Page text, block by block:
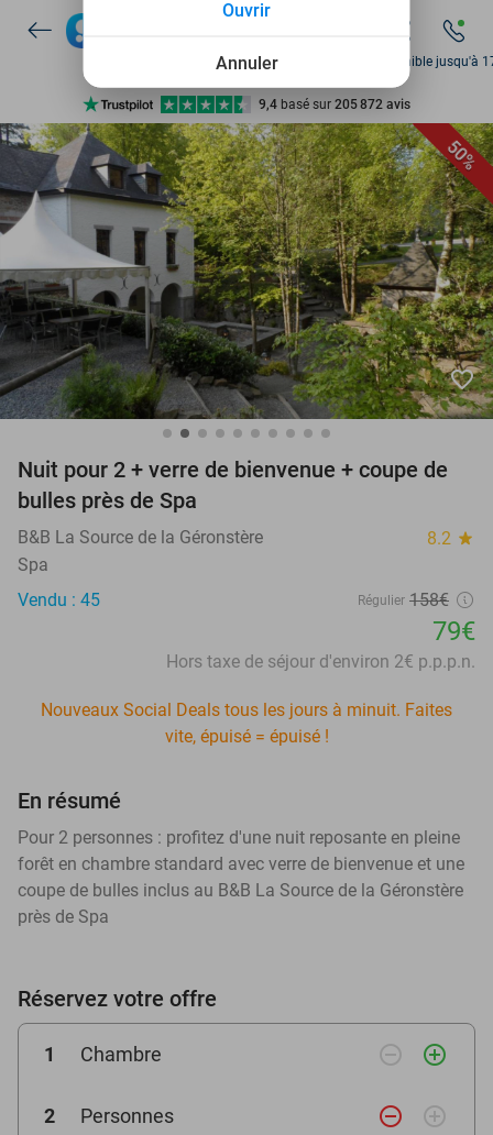
Disponible 7 jours par semaine
+ de 10 millions de membres
9,4 basé sur 205 872 avis
Découvrez + de 15.000 deals
Disponible 7 jours par semaine
+ de 10 millions de membres
Disponible jusqu'à
50%
favorite_border
Nuit pour 2 + verre de bienvenue + coupe de
bulles près de Spa
B&B La Source de la Géronstère 8.2 star
Spa
Vendu : 45
Régulier 158€
79€
Hors taxe de séjour d'environ 2€ p.p.p.n.
Nouveaux Social Deals tous les jours à minuit. Faites
vite, épuisé = épuisé !
En résumé
Pour 2 personnes : profitez d'une nuit reposante en pleine
forêt en chambre standard avec verre de bienvenue et une
coupe de bulles inclus au B&B La Source de la Géronstère
près de Spa
Réservez votre offre
1 Chambre remove_circle_outline add_circle_outline
2 Personnes remove_circle_outline add_circle_outline
Annuler
Ouvrir